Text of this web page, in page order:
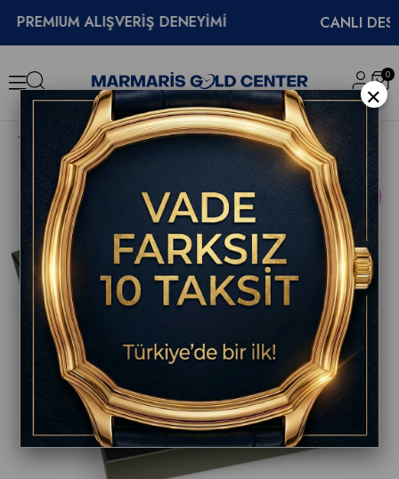
ALIŞVERİŞ DENEYİMİ CANLI DESTEK
0
Hamilton American Classic Intramatic Chronograph Erkek Saati H38429591
ÜRÜN
×